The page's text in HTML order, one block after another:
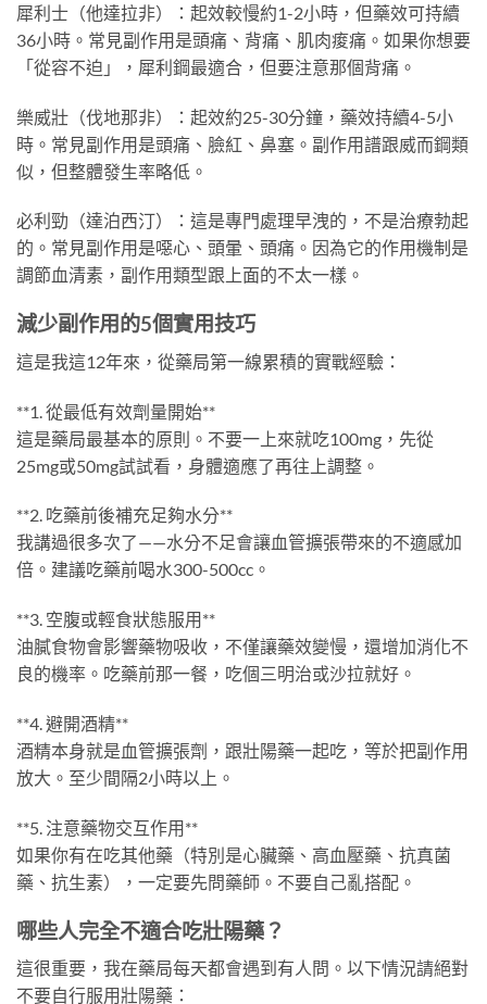
犀利士（他達拉非）：起效較慢約1-2小時，但藥效可持續
36小時。常見副作用是頭痛、背痛、肌肉痠痛。如果你想要
「從容不迫」，犀利鋼最適合，但要注意那個背痛。
樂威壯（伐地那非）：起效約25-30分鐘，藥效持續4-5小
時。常見副作用是頭痛、臉紅、鼻塞。副作用譜跟威而鋼類
似，但整體發生率略低。
必利勁（達泊西汀）：這是專門處理早洩的，不是治療勃起
的。常見副作用是噁心、頭暈、頭痛。因為它的作用機制是
調節血清素，副作用類型跟上面的不太一樣。
減少副作用的5個實用技巧
這是我這12年來，從藥局第一線累積的實戰經驗：
**1. 從最低有效劑量開始**
這是藥局最基本的原則。不要一上來就吃100mg，先從
25mg或50mg試試看，身體適應了再往上調整。
**2. 吃藥前後補充足夠水分**
我講過很多次了——水分不足會讓血管擴張帶來的不適感加
倍。建議吃藥前喝水300-500cc。
**3. 空腹或輕食狀態服用**
油膩食物會影響藥物吸收，不僅讓藥效變慢，還增加消化不
良的機率。吃藥前那一餐，吃個三明治或沙拉就好。
**4. 避開酒精**
酒精本身就是血管擴張劑，跟壯陽藥一起吃，等於把副作用
放大。至少間隔2小時以上。
**5. 注意藥物交互作用**
如果你有在吃其他藥（特別是心臟藥、高血壓藥、抗真菌
藥、抗生素），一定要先問藥師。不要自己亂搭配。
哪些人完全不適合吃壯陽藥？
這很重要，我在藥局每天都會遇到有人問。以下情況請絕對
不要自行服用壯陽藥：